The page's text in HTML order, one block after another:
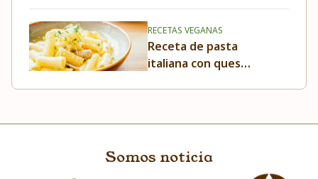
manzana
RECETAS VEGANAS
Receta de pasta
italiana con queso
Somos noticia